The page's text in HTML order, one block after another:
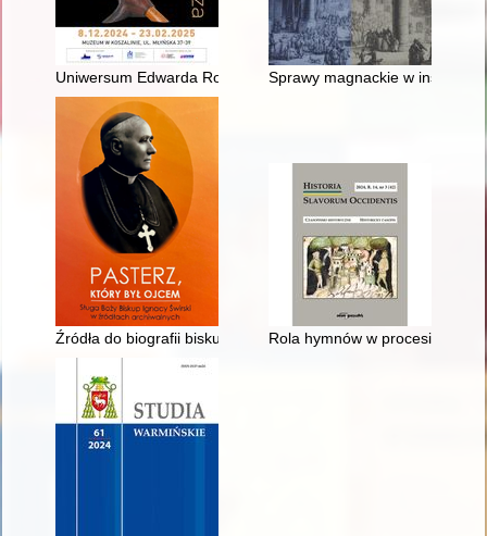
Uniwersum Edwarda Rokosza : katalog wystawy = The
Sprawy magnackie w
Źródła do biografii biskupa Ignacego Świrskiego w zasobach
Rola hymnów w procesie